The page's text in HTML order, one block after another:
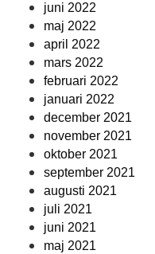
juni 2022
maj 2022
april 2022
mars 2022
februari 2022
januari 2022
december 2021
november 2021
oktober 2021
september 2021
augusti 2021
juli 2021
juni 2021
maj 2021